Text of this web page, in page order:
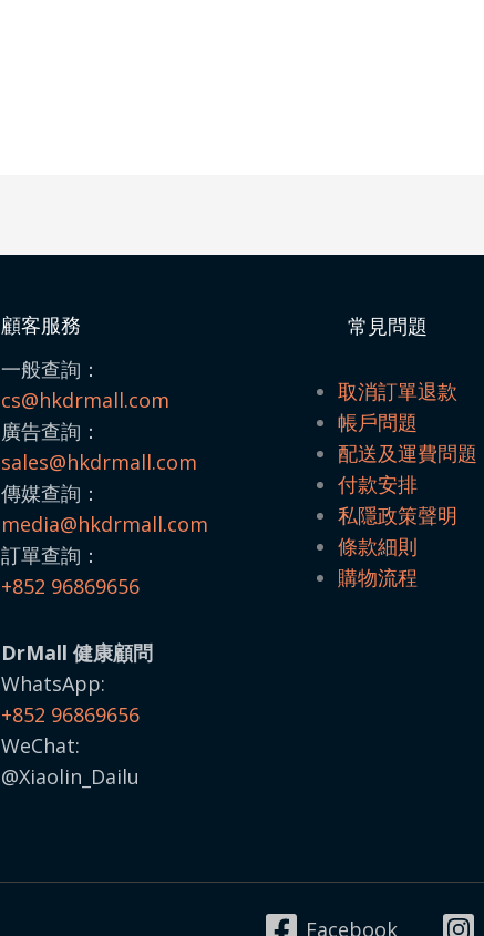
顧客服務
一般查詢：
cs@hkdrmall.com
廣告查詢：
sales@hkdrmall.com
傳媒查詢：
media@hkdrmall.com
訂單查詢：
+852 96869656
DrMall 健康顧問
WhatsApp:
+852 96869656
WeChat:
@Xiaolin_Dailu
常見問題
取消訂單退款
帳戶問題
配送及運費問題
付款安排
私隱政策聲明
條款細則
購物流程
Facebook